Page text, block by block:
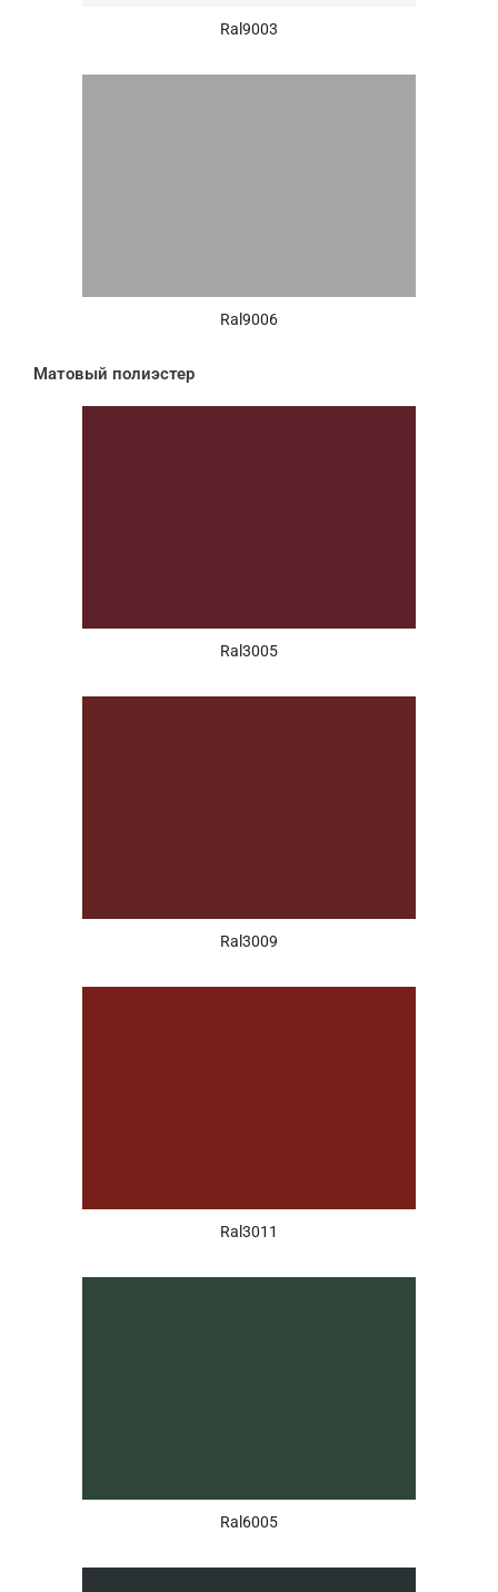
Ral9003
Ral9006
Матовый полиэстер
Ral3005
Ral3009
Ral3011
Ral6005